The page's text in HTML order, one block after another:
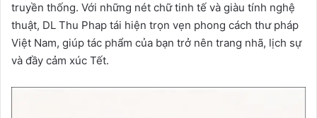
truyền thống. Với những nét chữ tinh tế và giàu tính nghệ
thuật, DL Thu Phap tái hiện trọn vẹn phong cách thư pháp
Việt Nam, giúp tác phẩm của bạn trở nên trang nhã, lịch sự
và đầy cảm xúc Tết.